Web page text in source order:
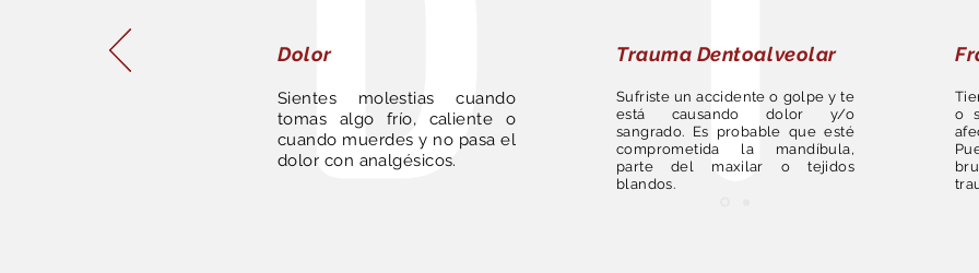
Dolor
Sientes molestias cuando
tomas algo frío, caliente o
cuando muerdes y no pasa el
dolor con analgésicos.
Trauma Dentoalveolar
Sufriste un accidente o golpe y te
está causando dolor y/o
sangrado. Es probable que esté
comprometida la mandíbula,
parte del maxilar o tejidos
blandos.
o